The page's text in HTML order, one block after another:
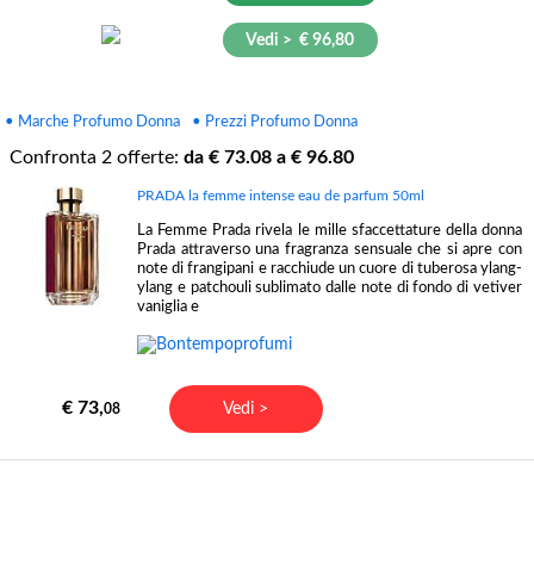
Vedi > € 96,80
• Marche Profumo Donna • Prezzi Profumo Donna
Confronta 2 offerte: da € 73.08 a € 96.80
PRADA la femme intense eau de parfum 50ml
La Femme Prada rivela le mille sfaccettature della donna
Prada attraverso una fragranza sensuale che si apre con
note di frangipani e racchiude un cuore di tuberosa ylang-
ylang e patchouli sublimato dalle note di fondo di vetiver
vaniglia e
€ 73,08 Vedi >